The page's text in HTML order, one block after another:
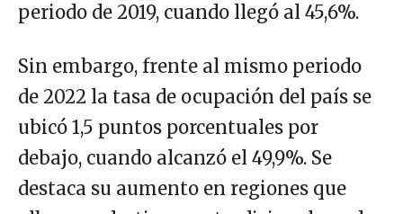
periodo de 2019, cuando llegó al 45,6%.
Sin embargo, frente al mismo periodo
de 2022 la tasa de ocupación del país se
ubicó 1,5 puntos porcentuales por
debajo, cuando alcanzó el 49,9%. Se
destaca su aumento en regiones que